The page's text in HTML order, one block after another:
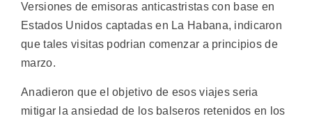
Versiones de emisoras anticastristas con base en
Estados Unidos captadas en La Habana, indicaron
que tales visitas podrian comenzar a principios de
marzo.
Anadieron que el objetivo de esos viajes seria
mitigar la ansiedad de los balseros retenidos en los